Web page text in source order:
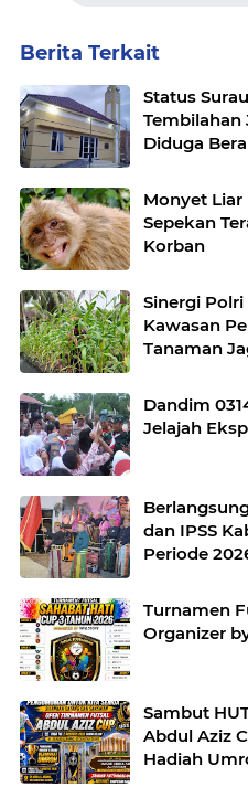
Berita Terkait
Status
Tembilahan
Diduga
Monyet Liar
Sepekan
Korban
Sinergi
Kawasan
Tanaman
Dandim
Jelajah
dan IPSS
Periode
Turnamen
Organizer
Sambut
Abdul Aziz
Hadiah